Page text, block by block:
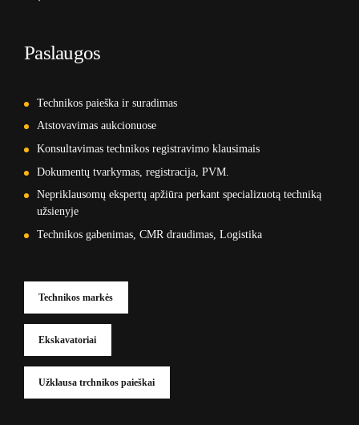
Paslaugos
Technikos paieška ir suradimas
Atstovavimas aukcionuose
Konsultavimas technikos registravimo klausimais
Dokumentų tvarkymas, registracija, PVM.
Nepriklausomų ekspertų apžiūra perkant specializuotą techniką
užsienyje
Technikos gabenimas, CMR draudimas, Logistika
Technikos markės
Ekskavatoriai
Užklausa trchnikos paieškai